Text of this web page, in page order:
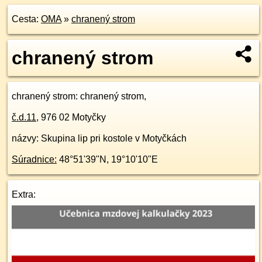
Cesta: OMA» chranený strom
chranený strom
chranený strom: chranený strom,
č.d.11, 976 02 Motyčky
názvy: Skupina lip pri kostole v Motyčkách
Súradnice: 48°51'39"N , 19°10'10"E
Extra: